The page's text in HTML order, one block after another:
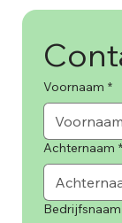
Voornaam *
Achternaam *
Bedrijfsnaam